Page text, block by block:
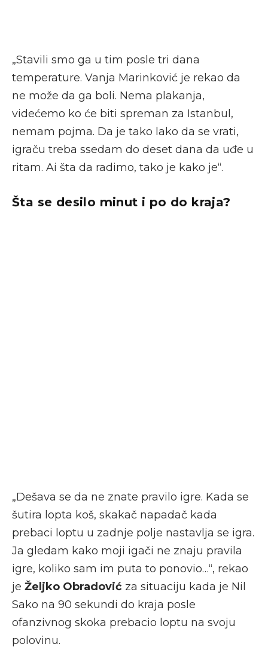
„Stavili smo ga u tim posle tri dana
temperature. Vanja Marinković je rekao da
ne može da ga boli. Nema plakanja,
videćemo ko će biti spreman za Istanbul,
nemam pojma. Da je tako lako da se vrati,
igraču treba ssedam do deset dana da uđe u
ritam. Ai šta da radimo, tako je kako je“.
Šta se desilo minut i po do kraja?
„Dešava se da ne znate pravilo igre. Kada se
šutira lopta koš, skakač napadač kada
prebaci loptu u zadnje polje nastavlja se igra.
Ja gledam kako moji igači ne znaju pravila
igre, koliko sam im puta to ponovio…“, rekao
je Željko Obradović za situaciju kada je Nil
Sako na 90 sekundi do kraja posle
ofanzivnog skoka prebacio loptu na svoju
polovinu.